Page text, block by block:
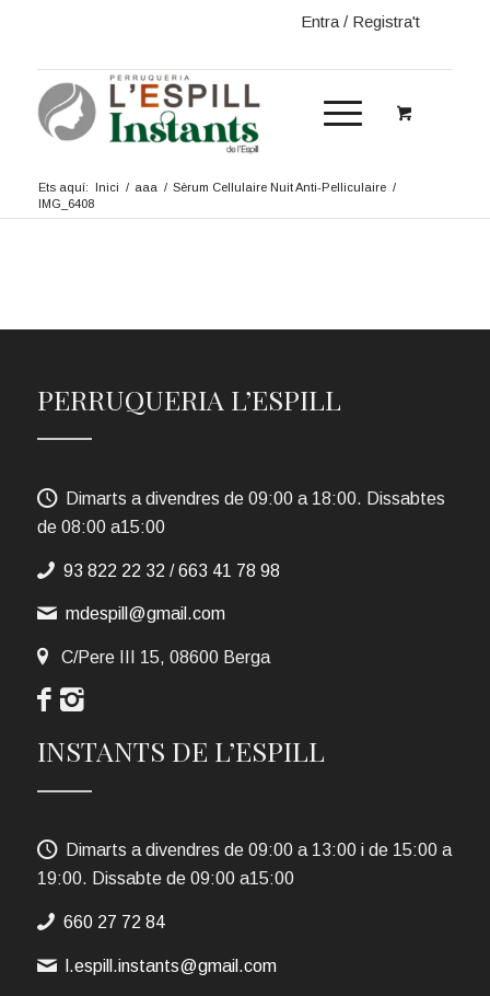
Entra / Registra't
Ets aquí: Inici / aaa / Sèrum Cellulaire Nuit Anti-Pelliculaire /
IMG_6408
PERRUQUERIA L’ESPILL
Dimarts a divendres de 09:00 a 18:00. Dissabtes
de 08:00 a15:00
93 822 22 32 /663 41 78 98
mdespill@gmail.com
C/Pere III 15, 08600 Berga
INSTANTS DE L’ESPILL
Dimarts a divendres de 09:00 a 13:00 i de 15:00 a
19:00. Dissabte de 09:00 a15:00
660 27 72 84
l.espill.instants@gmail.com